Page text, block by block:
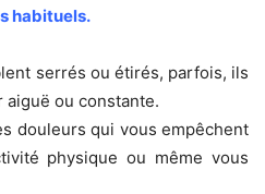
habituels.
serrés ou étirés, parfois, ils
ou constante.
douleurs qui vous empêchent
physique ou même vous